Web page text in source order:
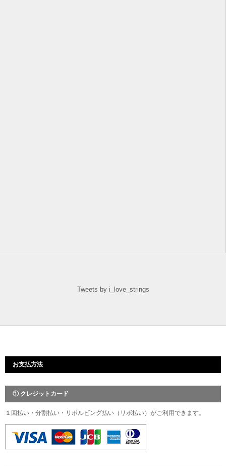
Tweets by i_love_strings
お支払方法
① クレジットカード
１回払い・分割払い・リボルビング払い（リボ払い）がご利用できます。